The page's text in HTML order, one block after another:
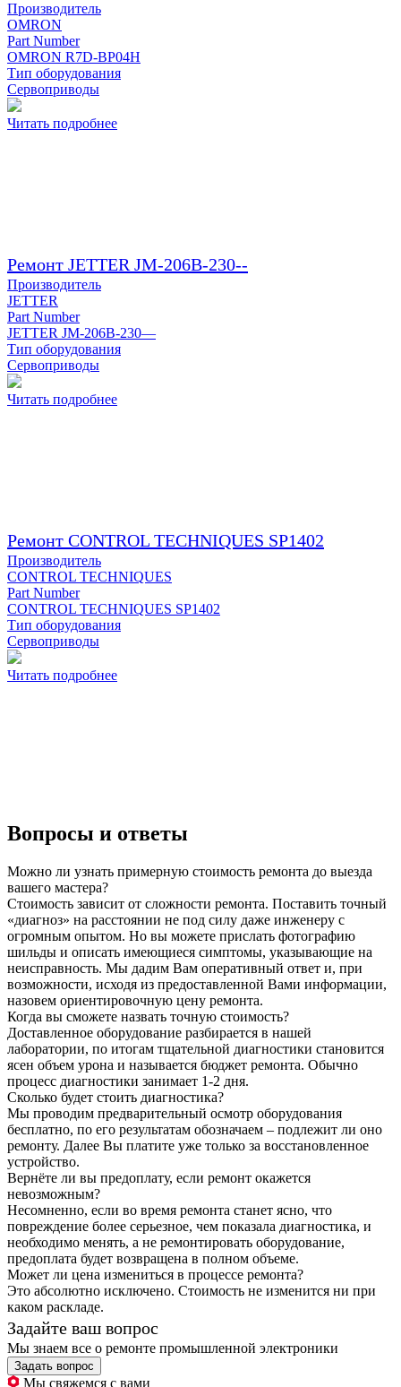
Производитель
OMRON
Part Number
OMRON R7D-BP04H
Тип оборудования
Сервоприводы
Читать подробнее
Ремонт JETTER JM-206B-230--
Производитель
JETTER
Part Number
JETTER JM-206B-230—
Тип оборудования
Сервоприводы
Читать подробнее
Ремонт CONTROL TECHNIQUES SP1402
Производитель
CONTROL TECHNIQUES
Part Number
CONTROL TECHNIQUES SP1402
Тип оборудования
Сервоприводы
Читать подробнее
Вопросы и ответы
Можно ли узнать примерную стоимость ремонта до выезда
вашего мастера?
Стоимость зависит от сложности ремонта. Поставить точный
«диагноз» на расстоянии не под силу даже инженеру с
огромным опытом. Но вы можете прислать фотографию
шильды и описать имеющиеся симптомы, указывающие на
неисправность. Мы дадим Вам оперативный ответ и, при
возможности, исходя из предоставленной Вами информации,
назовем ориентировочную цену ремонта.
Когда вы сможете назвать точную стоимость?
Доставленное оборудование разбирается в нашей
лаборатории, по итогам тщательной диагностики становится
ясен объем урона и называется бюджет ремонта. Обычно
процесс диагностики занимает 1-2 дня.
Сколько будет стоить диагностика?
Мы проводим предварительный осмотр оборудования
бесплатно, по его результатам обозначаем – подлежит ли оно
ремонту. Далее Вы платите уже только за восстановленное
устройство.
Вернёте ли вы предоплату, если ремонт окажется
невозможным?
Несомненно, если во время ремонта станет ясно, что
повреждение более серьезное, чем показала диагностика, и
необходимо менять, а не ремонтировать оборудование,
предоплата будет возвращена в полном объеме.
Может ли цена измениться в процессе ремонта?
Это абсолютно исключено. Стоимость не изменится ни при
каком раскладе.
Задайте ваш вопрос
Мы знаем все о ремонте промышленной электроники
Задать вопрос
Мы свяжемся с вами